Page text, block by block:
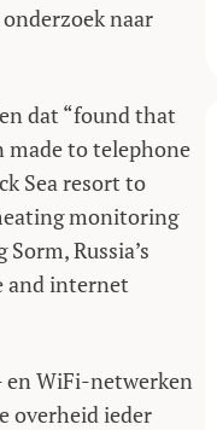
naar
dat “found that
made to telephone
Sea resort to
monitoring
Russia’s
and internet
en WiFi-netwerken
overheid ieder